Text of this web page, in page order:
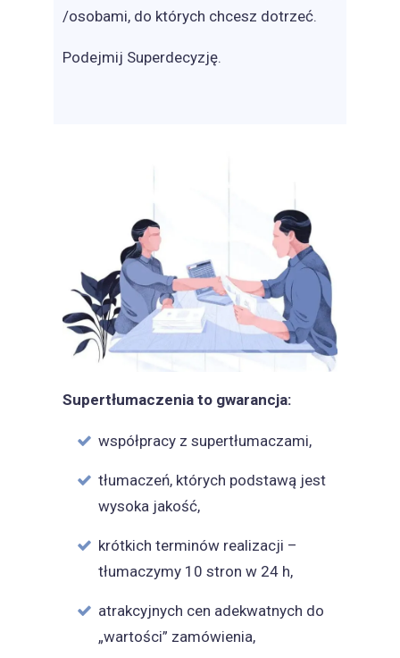
/osobami, do których chcesz dotrzeć.
Podejmij Superdecyzję.
Supertłumaczenia to gwarancja:
współpracy z supertłumaczami,
tłumaczeń, których podstawą jest
wysoka jakość,
krótkich terminów realizacji –
tłumaczymy 10 stron w 24 h,
atrakcyjnych cen adekwatnych do
„wartości” zamówienia,